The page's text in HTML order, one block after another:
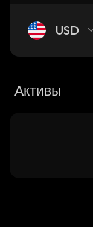
USD
Активы